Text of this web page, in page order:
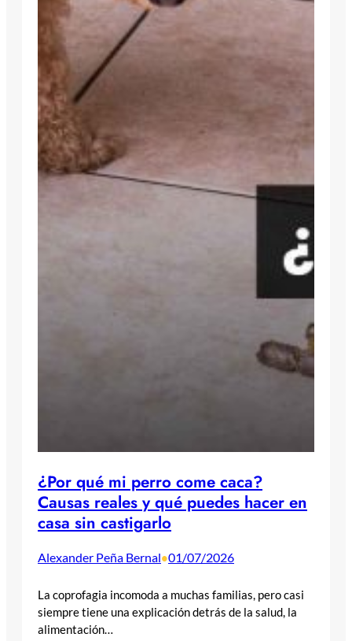
¿Por qué mi perro come caca?
Causas reales y qué puedes hacer en
casa sin castigarlo
Alexander Peña Bernal•01/07/2026
La coprofagia incomoda a muchas familias, pero casi
siempre tiene una explicación detrás de la salud, la
alimentación…